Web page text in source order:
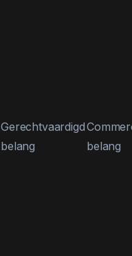
Gerechtvaardigd
belang
belang